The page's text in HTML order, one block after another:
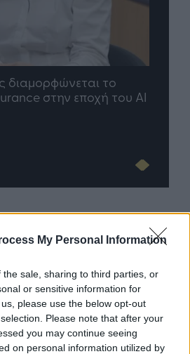
My Personal Information
sale, sharing to third parties, or
or sensitive information for
please use the below opt-out
Please note that after your
you may continue seeing
on personal information utilized by
διαμορφώνεται το
στην εποχή του AI
αγορά Ιδιωτικών
(PE) παραμένει
με τις επενδύσεις να
το 1 τρισ. δολάρια το
εξάμηνο του 2026